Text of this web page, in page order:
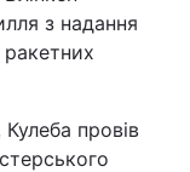
з надання
ракетних
провів